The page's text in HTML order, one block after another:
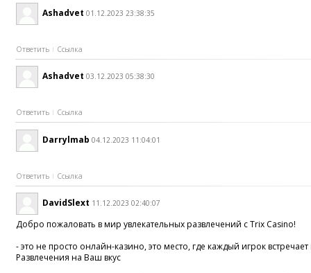
Ashadvet 01.12.2023 23:38:35
Ответить Ссылка
Ashadvet 03.12.2023 05:38:30
Ответить Ссылка
Darrylmab 04.12.2023 11:04:01
Ответить Ссылка
DavidSlext 11.12.2023 02:40:07
Добро пожаловать в мир увлекательных развлечений с Trix Casino!
- это не просто онлайн-казино, это место, где каждый игрок
Развлечения на Ваш вкус